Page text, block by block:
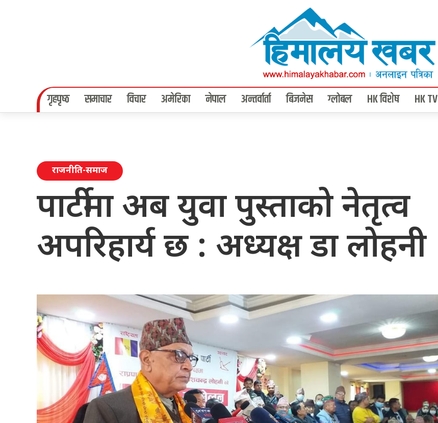
गृहपृष्‍ठ समाचार विचार अमेरिका नेपाल अन्तर्वार्ता बिजनेस ग्लोबल HK विशेष HK TV
राजनीति-समाज
पार्टीमा अब युवा पुस्ताको नेतृत्व
अपरिहार्य छ : अध्यक्ष डा लोहनी